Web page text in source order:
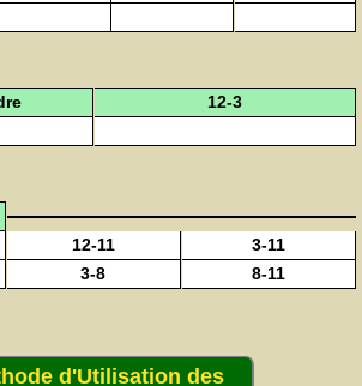
12-3
12-11
3-11
3-8 8-11
d'Utilisation des